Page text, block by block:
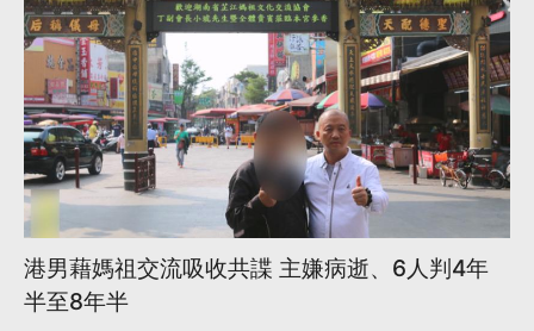
港男藉媽祖交流吸收共諜 主嫌病逝、6人判4年
半至8年半